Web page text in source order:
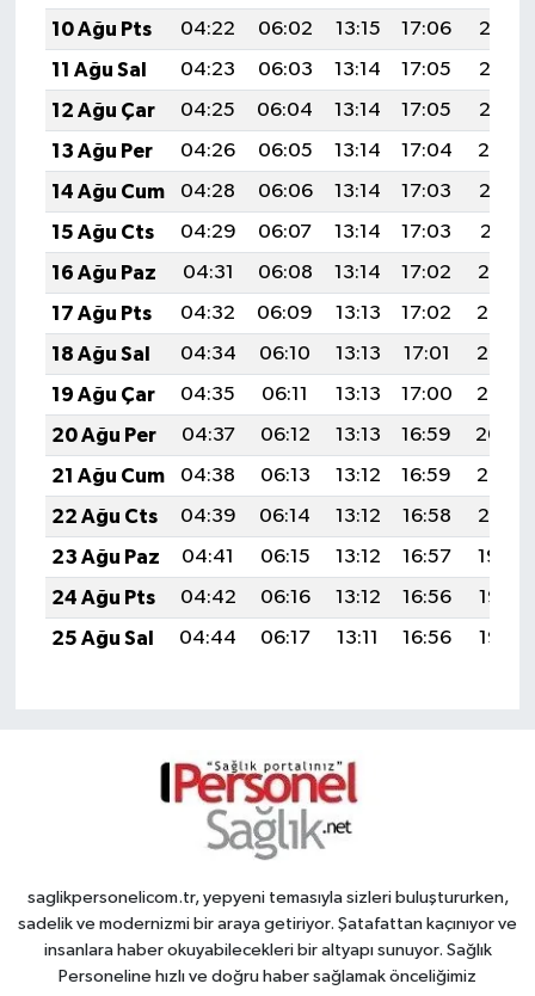
10 Ağu Pts
04:22 06:02 13:15 17:06
20:18
11 Ağu Sal
04:23 06:03 13:14 17:05
20:16
12 Ağu Çar
04:25 06:04 13:14 17:05
20:15
13 Ağu Per
04:26 06:05 13:14 17:04
20:14
14 Ağu Cum
04:28 06:06 13:14 17:03
20:12
15 Ağu Cts
04:29 06:07 13:14 17:03
20:11
16 Ağu Paz
04:31 06:08 13:14 17:02
20:10
17 Ağu Pts
04:32 06:09 13:13 17:02
20:08
18 Ağu Sal
04:34 06:10 13:13 17:01
20:07
19 Ağu Çar
04:35 06:11 13:13 17:00
20:05
20 Ağu Per
04:37 06:12 13:13 16:59
20:04
21 Ağu Cum
04:38 06:13 13:12 16:59
20:02
22 Ağu Cts
04:39 06:14 13:12 16:58
20:01
23 Ağu Paz
04:41 06:15 13:12 16:57
19:59
24 Ağu Pts
04:42 06:16 13:12 16:56
19:58
25 Ağu Sal
04:44 06:17 13:11 16:56 19:56
saglikpersonelicom.tr, yepyeni temasıyla sizleri buluştururken,
sadelik ve modernizmi bir araya getiriyor. Şatafattan kaçınıyor ve
insanlara haber okuyabilecekleri bir altyapı sunuyor. Sağlık
Personeline hızlı ve doğru haber sağlamak önceliğimiz